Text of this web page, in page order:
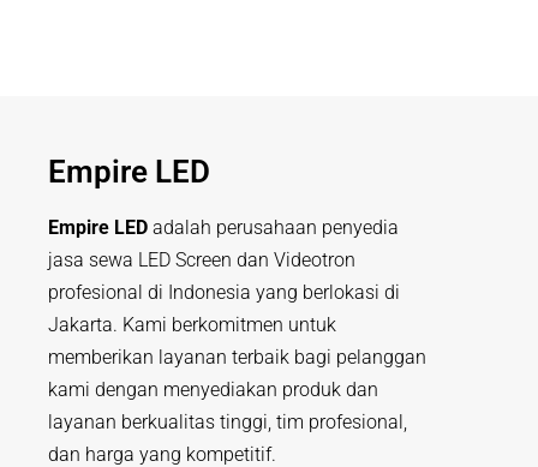
Empire LED
Empire LED adalah perusahaan penyedia
jasa sewa LED Screen dan Videotron
profesional di Indonesia yang berlokasi di
Jakarta. Kami berkomitmen untuk
memberikan layanan terbaik bagi pelanggan
kami dengan menyediakan produk dan
layanan berkualitas tinggi, tim profesional,
dan harga yang kompetitif.